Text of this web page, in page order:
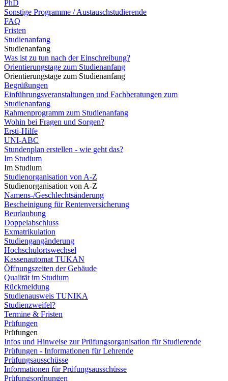
PhD
Sonstige Programme / Austauschstudierende
FAQ
Fristen
Studienanfang
Studienanfang
Was ist zu tun nach der Einschreibung?
Orientierungstage zum Studienanfang
Orientierungstage zum Studienanfang
Begrüßungen
Einführungsveranstaltungen und Fachberatungen zum
Studienanfang
Rahmenprogramm zum Studienanfang
Wohin bei Fragen und Sorgen?
Ersti-Hilfe
UNI-ABC
Stundenplan erstellen - wie geht das?
Im Studium
Im Studium
Studienorganisation von A-Z
Studienorganisation von A-Z
Namens-/Geschlechtsänderung
Bescheinigung für Rentenversicherung
Beurlaubung
Doppelabschluss
Exmatrikulation
Studiengangänderung
Hochschulortswechsel
Kassenautomat TUKAN
Öffnungszeiten der Gebäude
Qualität im Studium
Rückmeldung
Studienausweis TUNIKA
Studienzweifel?
Termine & Fristen
Prüfungen
Prüfungen
Infos und Hinweise zur Prüfungsorganisation für Studierende
Prüfungen - Informationen für Lehrende
Prüfungsausschüsse
Informationen für Prüfungsausschüsse
Prüfungsordnungen